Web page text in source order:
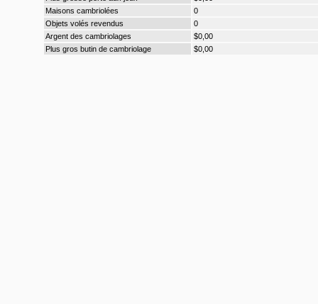
Maisons cambriolées
0
Objets volés revendus
0
Argent des cambriolages
$0,00
Plus gros butin de cambriolage
$0,00